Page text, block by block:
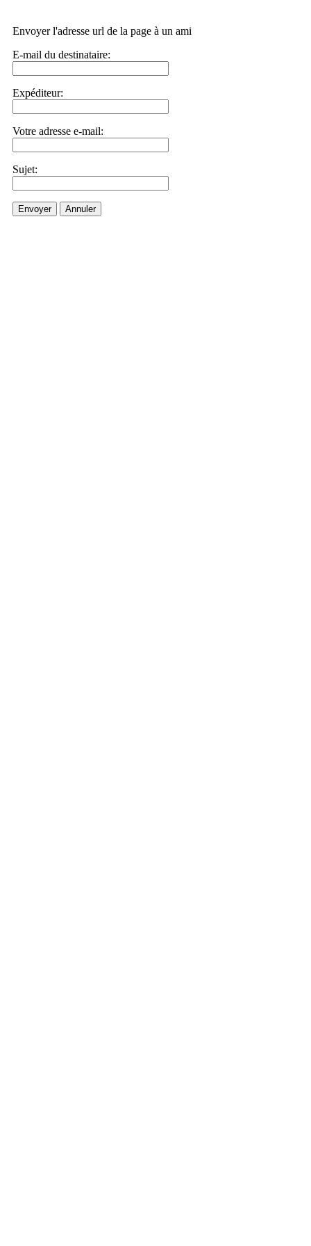
Envoyer l'adresse url de la page à un ami
E-mail du destinataire:
Expéditeur:
Votre adresse e-mail:
Sujet:
Envoyer Annuler